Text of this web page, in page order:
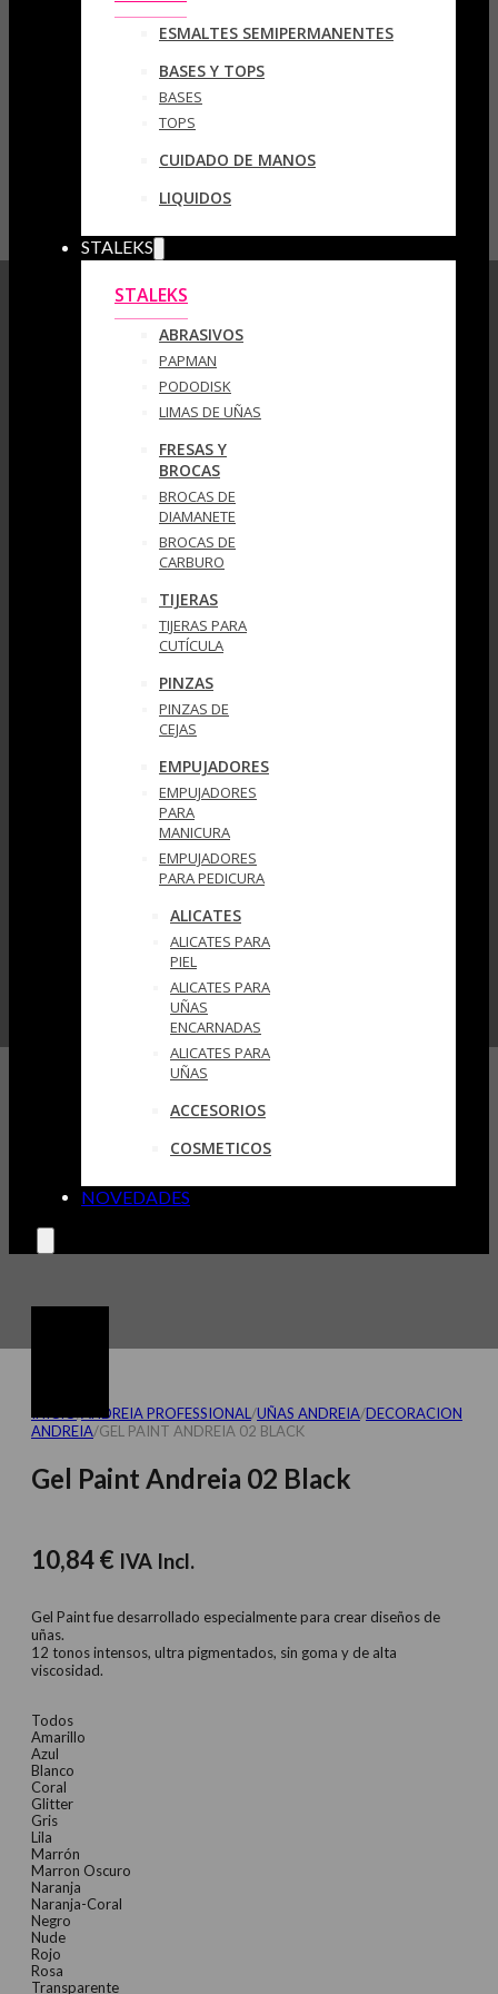
ESMALTES SEMIPERMANENTES
BASES Y TOPS
BASES
TOPS
CUIDADO DE MANOS
LIQUIDOS
STALEKS
STALEKS
ABRASIVOS
PAPMAN
PODODISK
LIMAS DE UÑAS
FRESAS Y
BROCAS
BROCAS DE
DIAMANETE
BROCAS DE
CARBURO
TIJERAS
TIJERAS PARA
CUTÍCULA
PINZAS
PINZAS DE
CEJAS
EMPUJADORES
EMPUJADORES
PARA
MANICURA
EMPUJADORES
PARA PEDICURA
ALICATES
ALICATES PARA
PIEL
ALICATES PARA
UÑAS
ENCARNADAS
ALICATES PARA
UÑAS
ACCESORIOS
COSMETICOS
NOVEDADES
ANDREIA PROFESSIONAL /UÑAS ANDREIA/DECORACION
ANDREIA/GEL PAINT ANDREIA 02 BLACK
Gel Paint Andreia 02 Black
10,84€ IVA Incl.
Gel Paint fue desarrollado especialmente para crear diseños de
uñas.
12 tonos intensos, ultra pigmentados, sin goma y de alta
viscosidad.
Todos
Amarillo
Azul
Blanco
Coral
Glitter
Gris
Lila
Marrón
Marron Oscuro
Naranja
Naranja-Coral
Negro
Nude
Rojo
Rosa
Transparente